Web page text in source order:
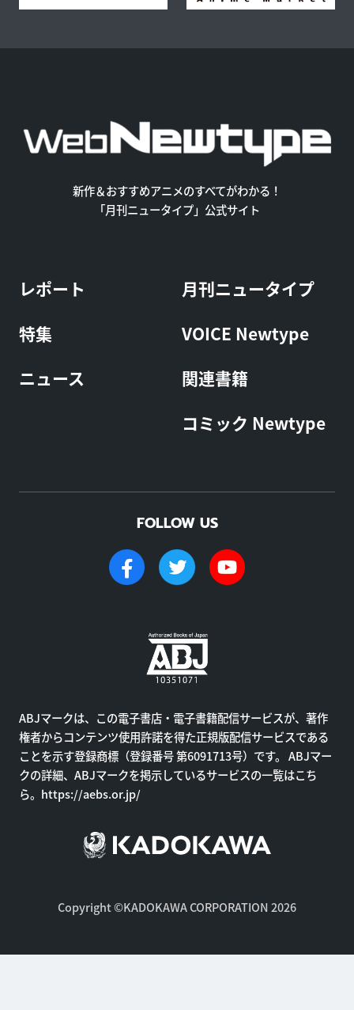
新作＆おすすめアニメのすべてがわかる！
「月刊ニュータイプ」公式サイト
レポート
特集
ニュース
月刊ニュータイプ
VOICE Newtype
関連書籍
コミック Newtype
FOLLOW US
ABJマークは、この電子書店・電子書籍配信サービスが、著作
権者からコンテンツ使用許諾を得た正規版配信サービスである
ことを示す登録商標（登録番号 第6091713号）です。 ABJマー
クの詳細、ABJマークを掲示しているサービスの一覧はこち
ら。 https://aebs.or.jp/
Copyright ©KADOKAWA CORPORATION 2026